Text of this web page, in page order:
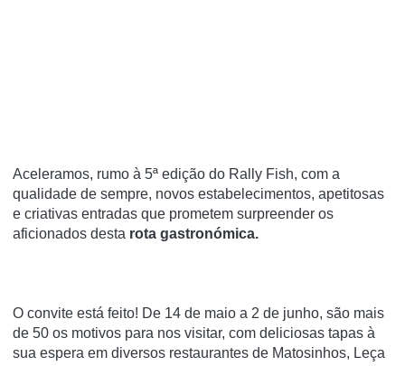
Aceleramos, rumo à 5ª edição do Rally Fish, com a
qualidade de sempre, novos estabelecimentos, apetitosas
e criativas entradas que prometem surpreender os
aficionados desta rota gastronómica.
O convite está feito! De 14 de maio a 2 de junho, são mais
de 50 os motivos para nos visitar, com deliciosas tapas à
sua espera em diversos restaurantes de Matosinhos, Leça